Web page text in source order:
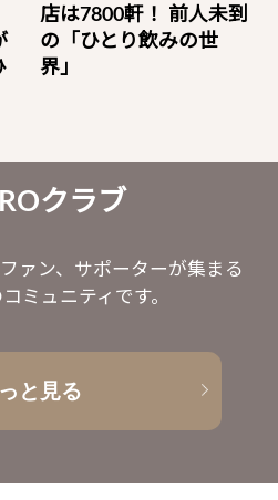
店は7800軒！ 前人未到
の「ひとり飲みの世
界」
クラブ
ァン、サポーターが集まる
ミュニティです。
と見る